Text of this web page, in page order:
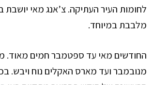
לחומות העיר העתיקה. צ’אנג מאי
מלבבת במיוחד.
החודשים מאי עד ספטמבר חמים מאוד.
מנובמבר ועד מארס האקלים נוח ויבש.